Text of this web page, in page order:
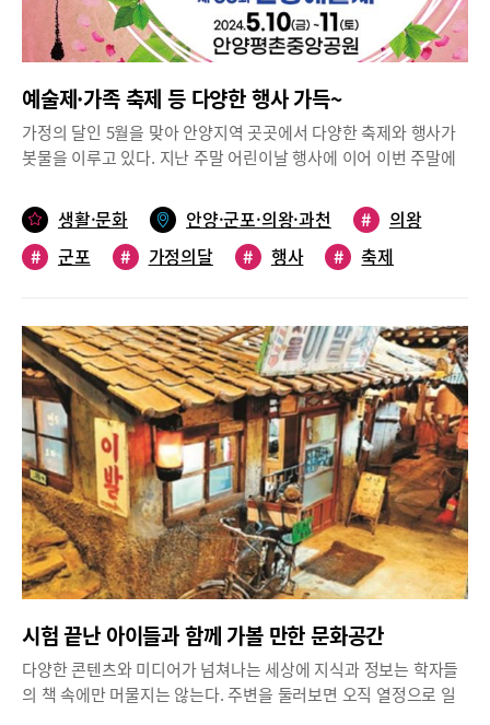
예술제·가족 축제 등 다양한 행사 가득~
가정의 달인 5월을 맞아 안양지역 곳곳에서 다양한 축제와 행사가
봇물을 이루고 있다. 지난 주말 어린이날 행사에 이어 이번 주말에
어울림축제와 의왕 온가족 행복축제가 진행될 예정이다. 5월 한 달
간 열리는 다양한 지역 행사와 축제는 무엇인지, 주요 행사에 대한
내용을 소개해 본다.안양예술제와 지구촌 예술축제 오는 10일부터
되는 ‘안앙예술제’는 올해 33회째를 맞이했으며, ‘꽃 피우리’라는 주
제로 다양한 행사를 선보인다는 계획이다. 우선, 10일 저녁 7시 30
분부터는 제33회 안양예술제의 개막식이 시작되고, 음악협회의 공
연과 이재옥 작가의 테마공연도 만나볼 수 있다. 또한, 이날에는 유
명가수들과 전자바이올리니스트의 축하 무대도 펼쳐진다.다음 날
인 11일에는 연극협회와 국악협회, 무용협회, 연예예술인협회가 차
례로 나서 다양한 주제의 마당극 공연을 선보일 예정이다.예술제 기
간, 전시와 체험 부스도 운영된다. 5월 8일부터 12일까지 안양 평촌
중앙공원 내에 마련된 야외갤러리에서는 ‘밖으로 나온 미술관’ 전시
가 진행되며, 공원 곳곳에 예술 체험 부스와 예술 판매 부스도 운영
될 예정이다.한편, 5월 12일에는 안양 평촌중앙공원에서 ‘제14회
는 지구촌 가족’을 주제로 하며, 다양한 예술 공연을 펼칠 계획이다.
12일 오전 11시부터 밤 9시까지 진행되며, 케이팝 콘서트와 국악공
연, 초청 가수 및 연주단의 공연을 감상할 수 있다. 또한, 멕시코 공
연단과 아프리카 공연단, 러시아 공연단, 태국 공연단, 에콰도르 공
생활·문화 안양·군포·의왕·과천 #
의왕
#
군포 # 가정의달 # 행사 #
축제
시험 끝난 아이들과 함께 가볼 만한 문화공간
다양한 콘텐츠와 미디어가 넘쳐나는 세상에 지식과 정보는 학자들
의 책 속에만 머물지는 않는다. 주변을 둘러보면 오직 열정으로 일